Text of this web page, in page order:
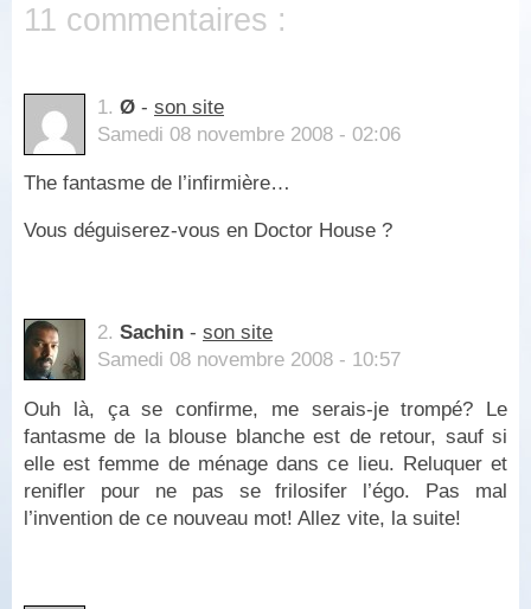
11 commentaires :
1. Ø - son site
Samedi 08 novembre 2008 - 02:06
The fantasme de l’infirmière…
Vous déguiserez-vous en Doctor House ?
2. Sachin - son site
Samedi 08 novembre 2008 - 10:57
Ouh là, ça se confirme, me serais-je trompé? Le
fantasme de la blouse blanche est de retour, sauf si
elle est femme de ménage dans ce lieu. Reluquer et
renifler pour ne pas se frilosifer l’égo. Pas mal
l’invention de ce nouveau mot! Allez vite, la suite!